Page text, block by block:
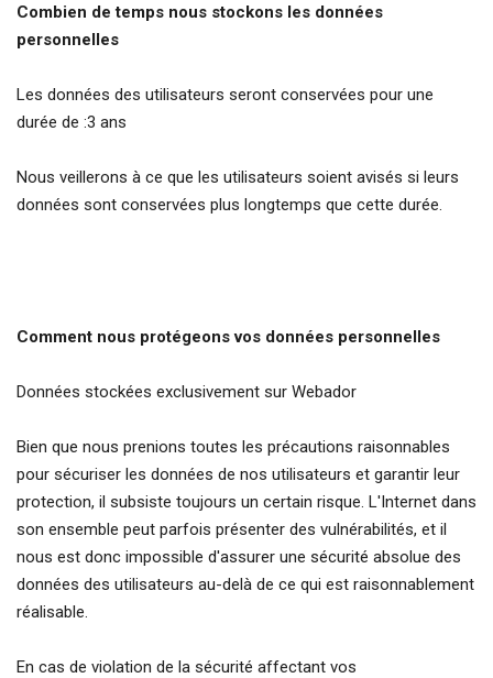
Combien de temps nous stockons les données
personnelles
Les données des utilisateurs seront conservées pour une
durée de :3 ans
Nous veillerons à ce que les utilisateurs soient avisés si leurs
données sont conservées plus longtemps que cette durée.
Comment nous protégeons vos données personnelles
Données stockées exclusivement sur Webador
Bien que nous prenions toutes les précautions raisonnables
pour sécuriser les données de nos utilisateurs et garantir leur
protection, il subsiste toujours un certain risque. L'Internet dans
son ensemble peut parfois présenter des vulnérabilités, et il
nous est donc impossible d'assurer une sécurité absolue des
données des utilisateurs au-delà de ce qui est raisonnablement
réalisable.
En cas de violation de la sécurité affectant vos